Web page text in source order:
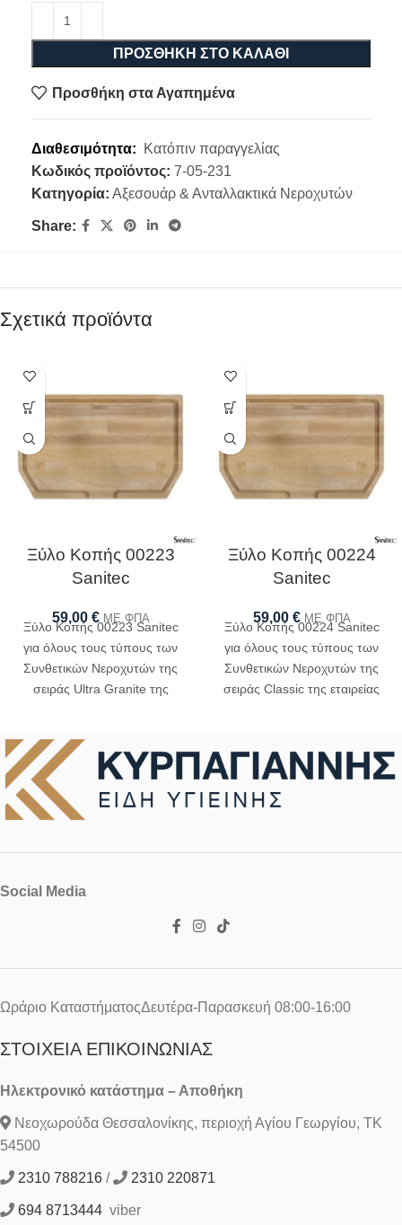
ΠΡΟΣΘΉΚΗ ΣΤΟ ΚΑΛΆΘΙ
Προσθήκη στα Αγαπημένα
Διαθεσιμότητα:
Κατόπιν παραγγελίας
Κωδικός προϊόντος: 7-05-231
Κατηγορία: Αξεσουάρ & Ανταλλακτικά Νεροχυτών
Share:
Σχετικά προϊόντα
Ξύλο Κοπής 00223
Sanitec
59,00 € ΜΕ ΦΠΑ
Ξύλο Κοπής 00223 Sanitec
για όλους τους τύπους των
Συνθετικών Νεροχυτών της
σειράς Ultra Granite της
Ξύλο Κοπής 00224
Sanitec
59,00 € ΜΕ ΦΠΑ
Ξύλο Κοπής 00224 Sanitec
για όλους τους τύπους των
Συνθετικών Νεροχυτών της
σειράς Classic της εταιρείας
Social Media
Ωράριο ΚαταστήματοςΔευτέρα-Παρασκευή 08:00-16:00
ΣΤΟΙΧΕΊΑ ΕΠΙΚΟΙΝΩΝΊΑΣ
Ηλεκτρονικό κατάστημα – Αποθήκη
Νεοχωρούδα Θεσσαλονίκης, περιοχή Αγίου Γεωργίου, ΤΚ
54500
2310 788216 / 2310 220871
694 8713444 viber